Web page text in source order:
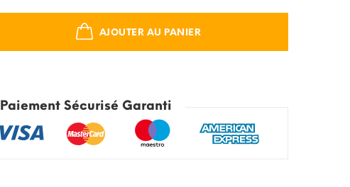
AJOUTER AU PANIER
Paiement Sécurisé Garanti